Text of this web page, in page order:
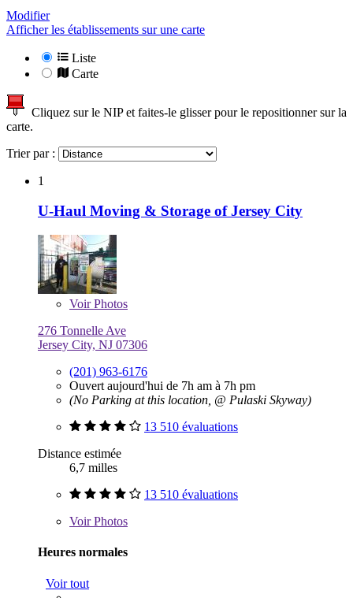
Modifier
Afficher les établissements sur une carte
Liste
Carte
Cliquez sur le NIP et faites-le glisser pour le repositionner sur la
carte.
Trier par :
1
U-Haul Moving & Storage of Jersey City
VoirPhotos
276 Tonnelle Ave
Jersey City, NJ 07306
(201) 963-6176
Ouvert aujourd'hui de 7h am à 7h pm
(No Parking at this location, @ Pulaski Skyway)
13 510 évaluations
Distance estimée
6,7 milles
13 510 évaluations
VoirPhotos
Heures normales
Voir tout